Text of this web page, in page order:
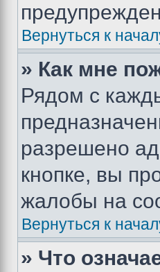
Вернуться к
» Как мне
Рядом с
разрешено
кнопке, вы
жалобы на
Вернуться к
» Что